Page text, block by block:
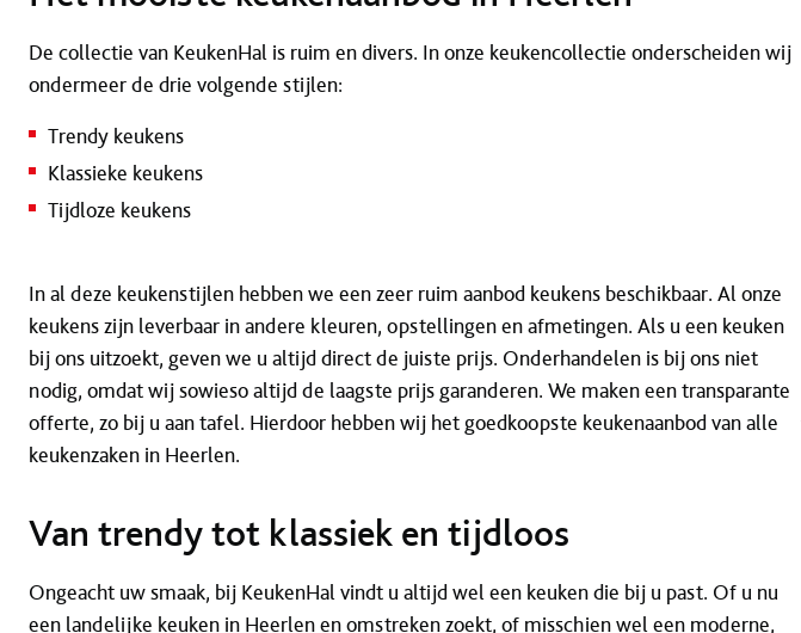
De collectie van KeukenHal is ruim en divers. In onze keukencollectie onderscheiden wij
ondermeer de drie volgende stijlen:
Trendy keukens
Klassieke keukens
Tijdloze keukens
In al deze keukenstijlen hebben we een zeer ruim aanbod keukens beschikbaar. Al onze
keukens zijn leverbaar in andere kleuren, opstellingen en afmetingen. Als u een keuken
bij ons uitzoekt, geven we u altijd direct de juiste prijs. Onderhandelen is bij ons niet
nodig, omdat wij sowieso altijd de laagste prijs garanderen. We maken een transparante
offerte, zo bij u aan tafel. Hierdoor hebben wij het goedkoopste keukenaanbod van alle
keukenzaken in Heerlen.
Van trendy tot klassiek en tijdloos
Ongeacht uw smaak, bij KeukenHal vindt u altijd wel een keuken die bij u past. Of u nu
een landelijke keuken in Heerlen en omstreken zoekt, of misschien wel een moderne,